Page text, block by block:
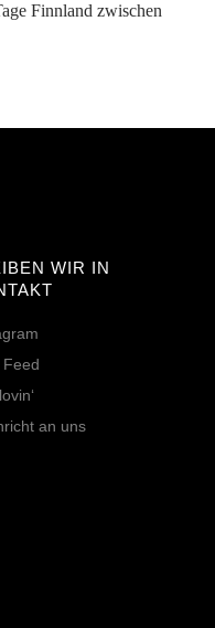
Finnland zwischen
WIR IN
Feed
an uns